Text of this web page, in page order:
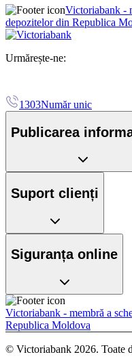
Victoriabank -
depozitelor din Republica
Urmărește-ne:
1303Număr unic
Publicarea
Suport clienți
Siguranța online
Victoriabank - membră a
Republica Moldova
© Victoriabank 2026. Toate